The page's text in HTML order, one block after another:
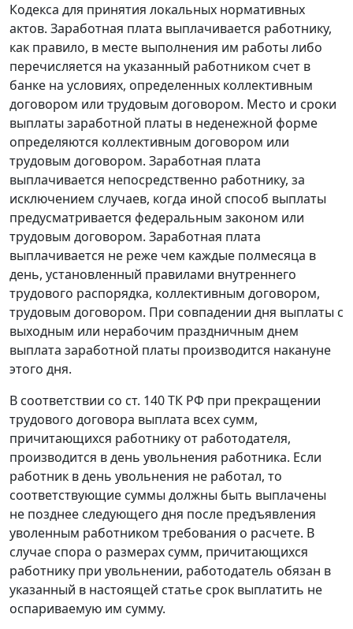
Кодекса для принятия локальных нормативных
актов. Заработная плата выплачивается работнику,
как правило, в месте выполнения им работы либо
перечисляется на указанный работником счет в
банке на условиях, определенных коллективным
договором или трудовым договором. Место и сроки
выплаты заработной платы в неденежной форме
определяются коллективным договором или
трудовым договором. Заработная плата
выплачивается непосредственно работнику, за
исключением случаев, когда иной способ выплаты
предусматривается федеральным законом или
трудовым договором. Заработная плата
выплачивается не реже чем каждые полмесяца в
день, установленный правилами внутреннего
трудового распорядка, коллективным договором,
трудовым договором. При совпадении дня выплаты с
выходным или нерабочим праздничным днем
выплата заработной платы производится накануне
этого дня.
В соответствии со ст. 140ТК РФ при прекращении
трудового договора выплата всех сумм,
причитающихся работнику от работодателя,
производится в день увольнения работника. Если
работник в день увольнения не работал, то
соответствующие суммы должны быть выплачены
не позднее следующего дня после предъявления
уволенным работником требования о расчете. В
случае спора о размерах сумм, причитающихся
работнику при увольнении, работодатель обязан в
указанный в настоящей статье срок выплатить не
оспариваемую им сумму.